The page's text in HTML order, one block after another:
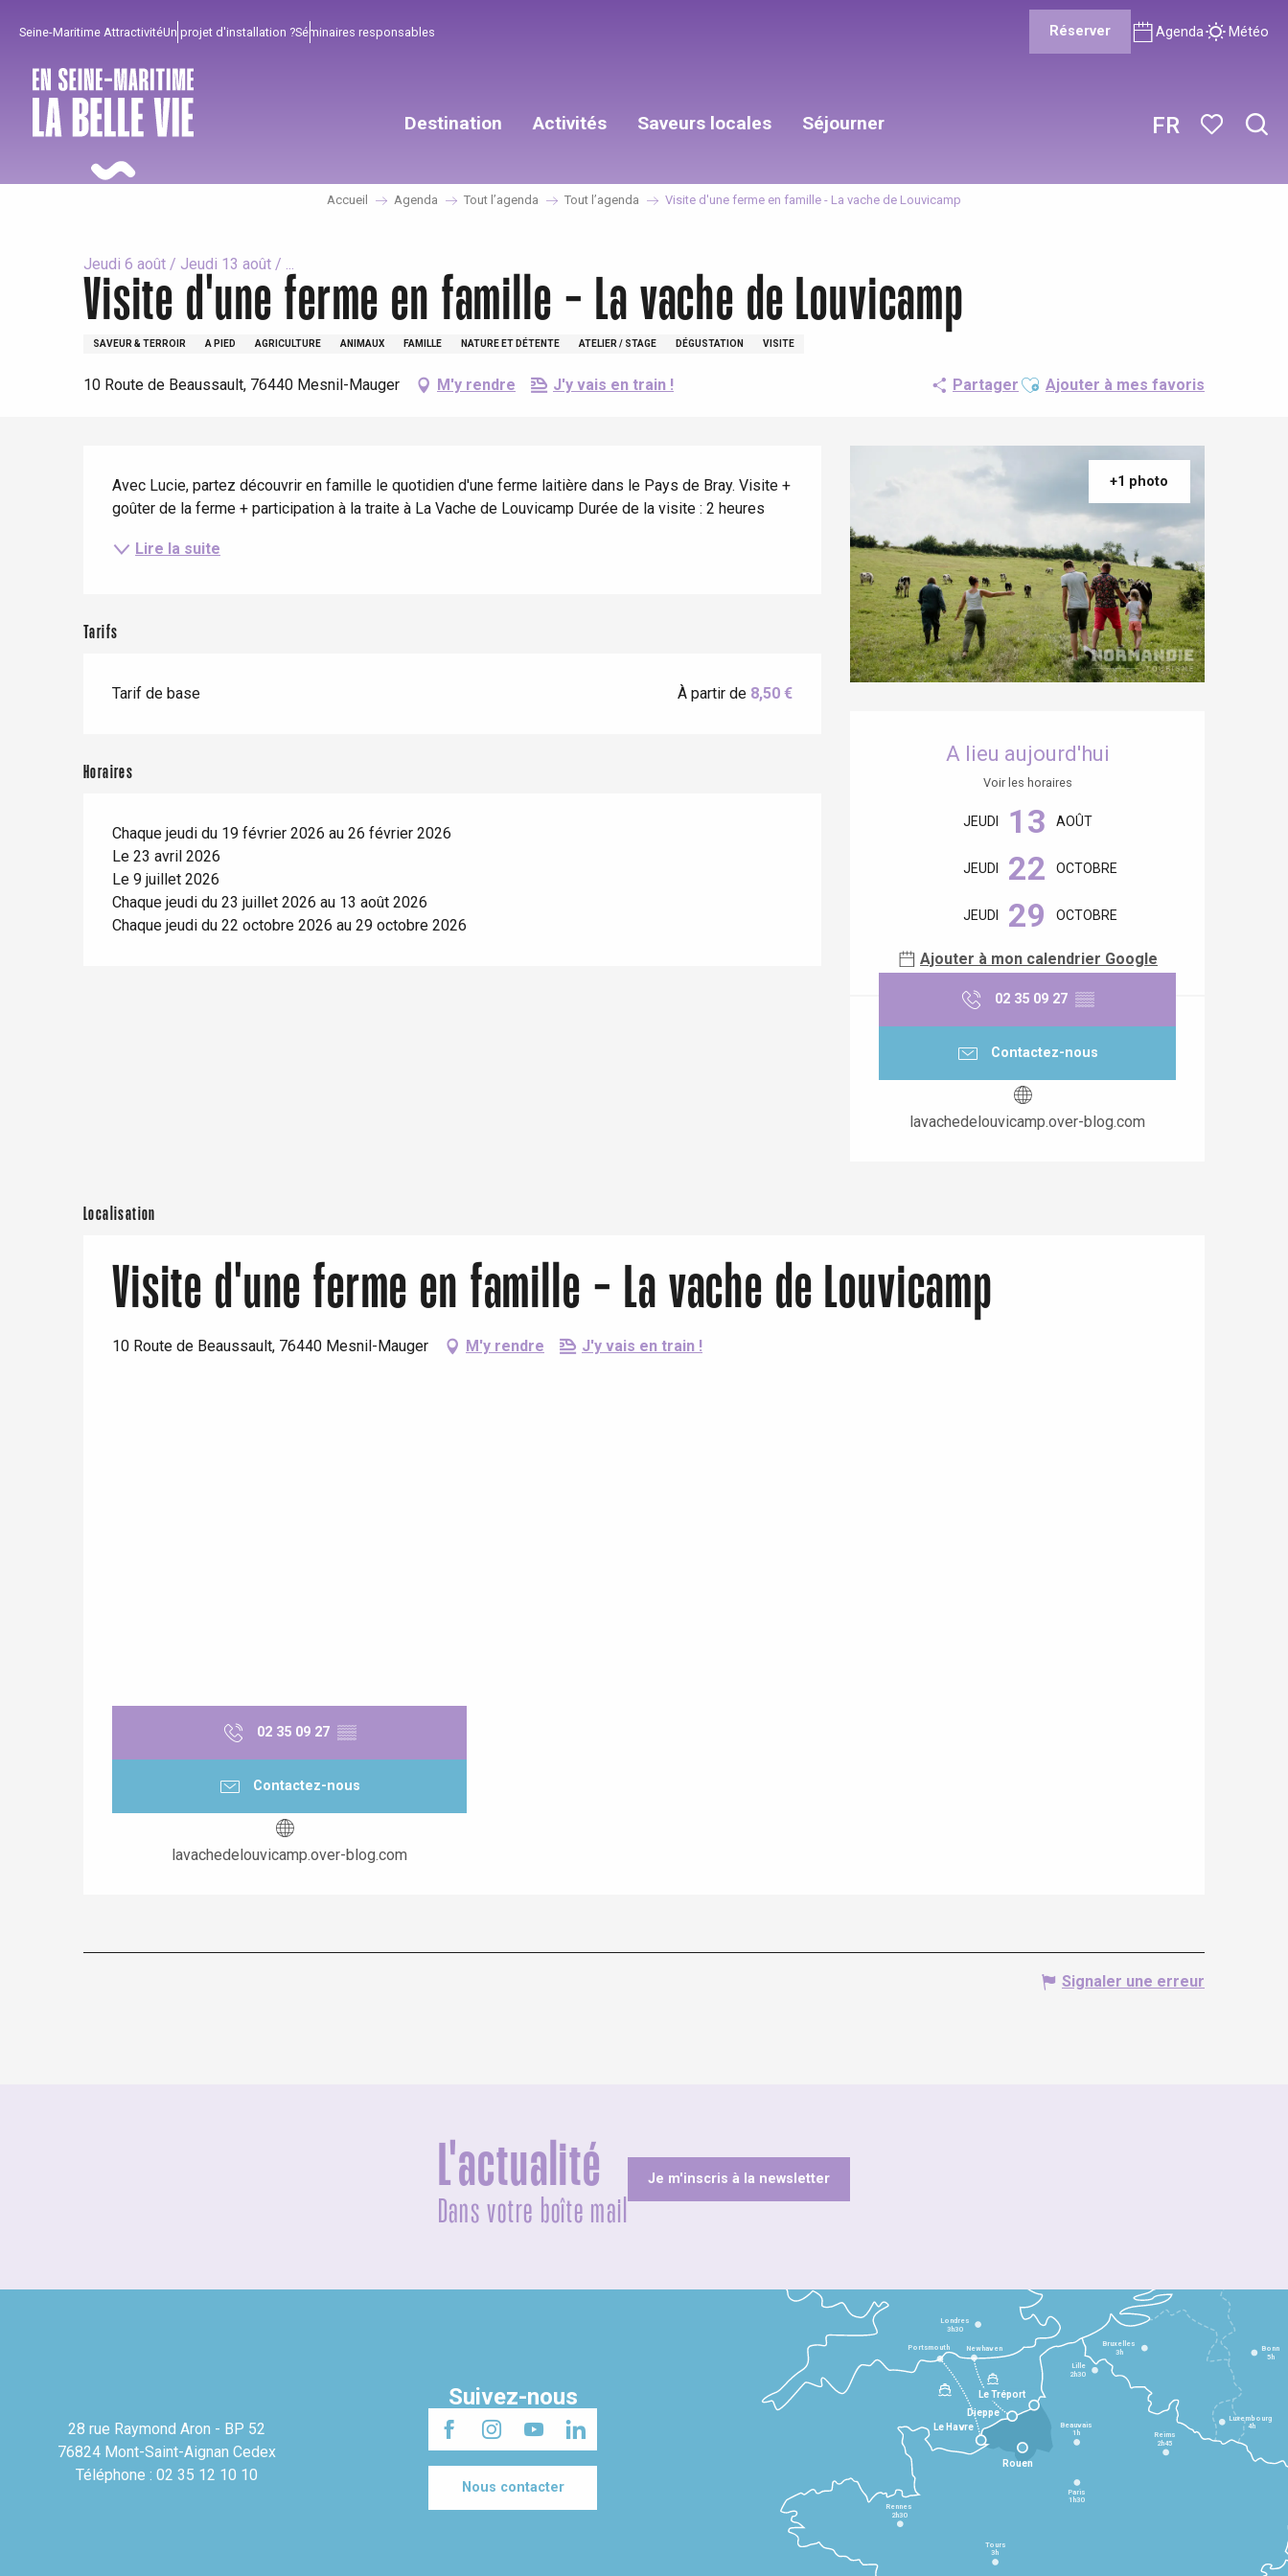
principal
FR
Seine-Maritime AttractivitéUn projet d'installation ?Séminaires responsables Réserver Agenda Météo
Destination
Offranville
Paris 1h30
Activités
Pour profiter
Tout l'agenda
Avec les enfants
Saveurs locales
Incontournables
Lieux branchés
Séjourner
Bien de chez nous !
Séjours en bord de
Séjours à vélo
Accueil Agenda Tout l’agenda Tout l’agenda Visite d'une ferme en famille - La vache de Louvicamp
Jeudi 6 août / Jeudi 13 août / ...
Visite d'une ferme en famille - La vache de Louvicamp
SAVEUR & TERROIR A PIED AGRICULTURE ANIMAUX FAMILLE NATURE ET DÉTENTE ATELIER / STAGE DÉGUSTATION VISITE
10 Route de Beaussault, 76440 Mesnil-Mauger M'y rendre J'y vais en train ! Partager Ajouter aux favoris
Ajouter à mes favoris
+1 photo
A lieu aujourd'hui
Voir les horaires
JEUDI 13 AOÛT
JEUDI 22 OCTOBRE
JEUDI 29 OCTOBRE
Ajouter à mon calendrier Google
02 35 09 27 ▒▒
Contactez-nous
lavachedelouvicamp.over-blog.com
Avec Lucie, partez découvrir en famille le quotidien d'une ferme laitière dans le Pays de Bray. Visite +
goûter de la ferme + participation à la traite à La Vache de Louvicamp Durée de la visite : 2 heures
Lire la suite
Tarifs
Tarif de base À partir de 8,50 €
Horaires
Chaque jeudi du 19 février 2026 au 26 février 2026
Le 23 avril 2026
Le 9 juillet 2026
Chaque jeudi du 23 juillet 2026 au 13 août 2026
Chaque jeudi du 22 octobre 2026 au 29 octobre 2026
Localisation
Visite d'une ferme en famille - La vache de Louvicamp
10 Route de Beaussault, 76440 Mesnil-Mauger M'y rendre J'y vais en train !
02 35 09 27 ▒▒
Contactez-nous
lavachedelouvicamp.over-blog.com
Signaler une erreur
L'actualité
Dans votre boîte mail
Je m'inscris à la newsletter
28 rue Raymond Aron - BP 52
76824 Mont-Saint-Aignan Cedex
Téléphone : 02 35 12 10 10
Suivez-nous
Nous contacter
Le Havre
Dieppe
Le Tréport
Rennes
2h30
Tours
3h
Paris
1h30
Beauvais
1h Reims
2h45
Lille
2h30
Bruxelles
3h
Londres
3h30
Newhaven
Portsmouth Bonn
5h
Luxembourg
4h
Rouen